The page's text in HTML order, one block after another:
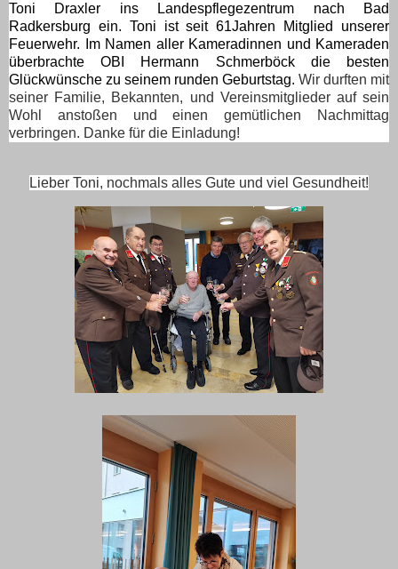
Toni Draxler ins Landespflegezentrum nach Bad
Radkersburg ein. Toni ist seit 61Jahren Mitglied unserer
Feuerwehr. Im Namen aller Kameradinnen und Kameraden
überbrachte OBI Hermann Schmerböck die besten
Glückwünsche zu seinem runden Geburtstag. Wir durften mit
seiner Familie, Bekannten, und Vereinsmitglieder auf sein
Wohl anstoßen und einen gemütlichen Nachmittag
verbringen. Danke für die Einladung!
Lieber Toni, nochmals alles Gute und viel Gesundheit!